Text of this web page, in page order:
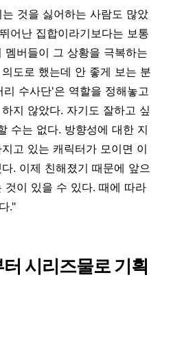
것을 싫어하는 사람도 많았
어난 집합이라기보다는 보통
멤버들이 그 상황을 극복하는
도로 했는데 안 좋게 보는 분
수사단'은 역할을 정해놓고
지 않았다. 자기도 잘하고 싶
수는 없다. 방향성에 대한 지
고 있는 캐릭터가 모이면 이
. 이제 친해졌기 때문에 앞으
것이 있을 수 있다. 때에 따라
."
시리즈물로 기획